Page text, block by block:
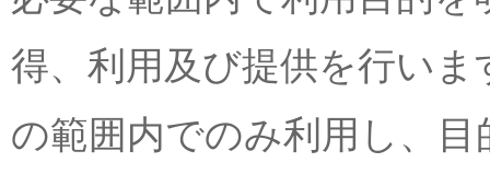
得、利用及び提供を行い
の範囲内でのみ利用し、